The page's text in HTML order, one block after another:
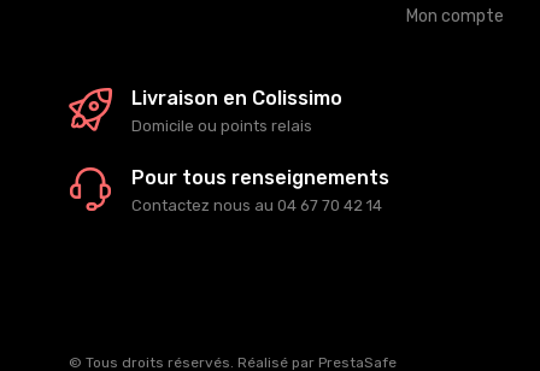
Mon compte
Livraison en Colissimo
Domicile ou points relais
Pour tous renseignements
Contactez nous au 04 67 70 42 14
© Tous droits réservés. Réalisé par PrestaSafe